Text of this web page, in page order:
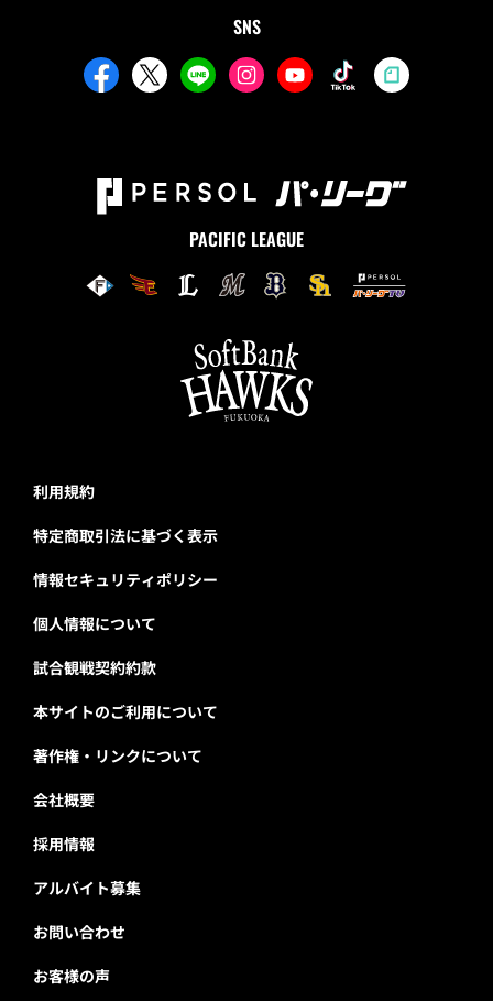
SNS
PACIFIC LEAGUE
利用規約
特定商取引法に基づく表示
情報セキュリティポリシー
個人情報について
試合観戦契約約款
本サイトのご利用について
著作権・リンクについて
会社概要
採用情報
アルバイト募集
お問い合わせ
お客様の声